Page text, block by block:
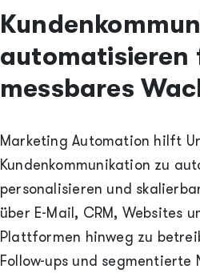
automatisieren
messbares
Marketing Automation hilft
Kundenkommunikation zu
personalisieren und
über E-Mail, CRM, Websites
Plattformen hinweg zu
Follow-ups und segmentierte